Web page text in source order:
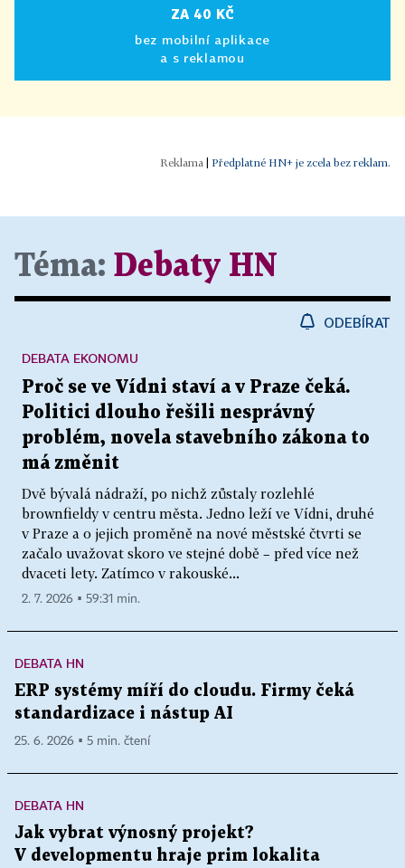
ZA 40 KČ
bez mobilní aplikace
a s reklamou
| Předplatné HN+ je zcela bez reklam.
Téma: Debaty HN
ODEBÍRAT
Proč se ve Vídni staví a v Praze čeká.
Politici dlouho řešili nesprávný
problém, novela stavebního zákona to
má změnit
Dvě bývalá nádraží, po nichž zůstaly rozlehlé
brownfieldy v centru města. Jedno leží ve Vídni, druhé
v Praze a o jejich proměně na nové městské čtvrti se
začalo uvažovat skoro ve stejné době – před více než
dvaceti lety. Zatímco v rakouské...
DEBATA EKONOMU
2. 7. 2026 ▪ 59:31 min.
DEBATA HN
ERP systémy míří do cloudu. Firmy čeká
standardizace i nástup AI
25. 6. 2026 ▪ 5 min. čtení
DEBATA HN
Jak vybrat výnosný projekt?
V developmentu hraje prim lokalita